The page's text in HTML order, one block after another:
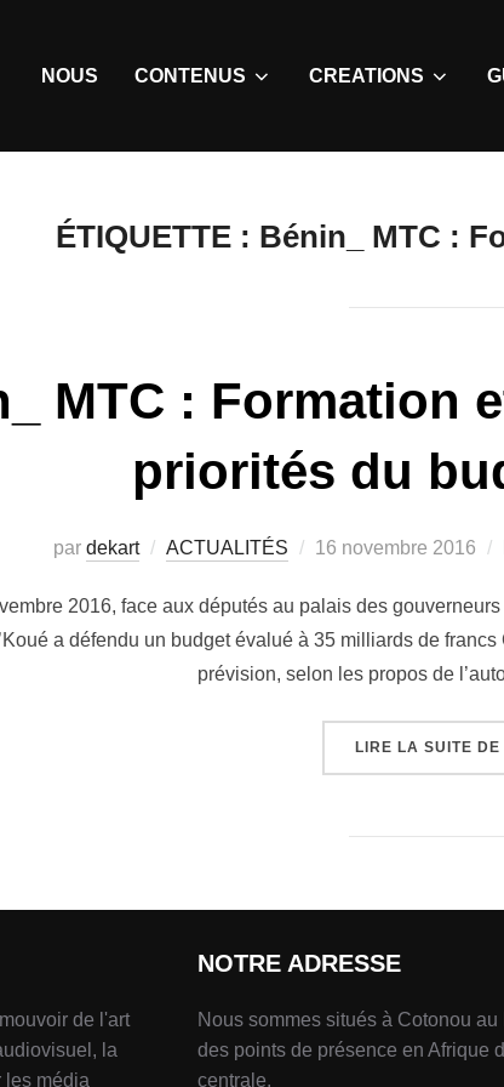
NOUS CONTENUS CREATIONS
ÉTIQUETTE : Bénin_ MTC :
MTC : Formation
priorités du
par dekart ACTUALITÉS 16 novembre 2016
2016, face aux députés au palais des
a défendu un budget évalué à 35 milliards de
prévision, selon les propos de
LIRE LA SUITE DE
de l'art
la
les média
NOTRE ADRESSE
Nous sommes situés à Cotonou
des points de présence en Afrique
centrale.